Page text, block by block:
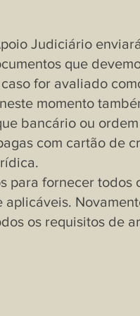
Judiciário
que
for avaliado
momento
bancário ou
com cartão de
para fornecer todos
os requisitos de